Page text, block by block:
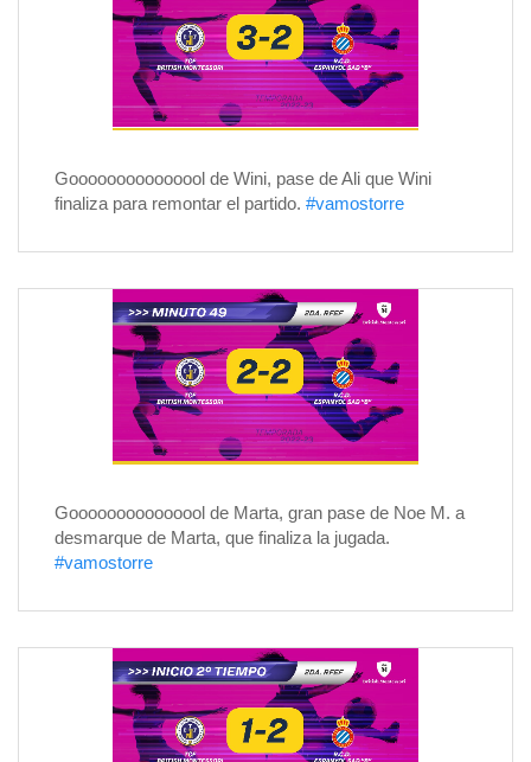
Gooooooooooooool de Wini, pase de Ali que Wini
finaliza para remontar el partido. #vamostorre
Gooooooooooooool de Marta, gran pase de Noe M. a
desmarque de Marta, que finaliza la jugada.
#vamostorre